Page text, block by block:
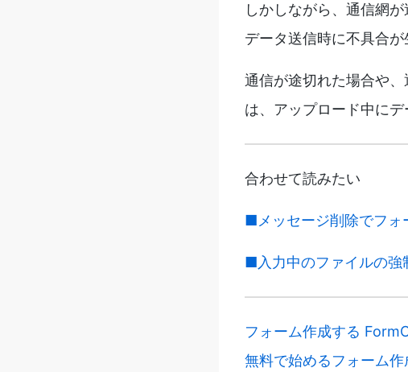
しかしながら、通信網
データ送信時に不具合が
通信が途切れた場合や
は、アップロード中にデ
合わせて読みたい
■メッセージ削除でフォ
■入力中のファイルの強
フォーム作成する
無料で始めるフォーム